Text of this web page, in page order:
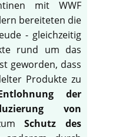
mit WWF
bereiteten die
- gleichzeitig
rund um das
geworden, dass
Produkte zu
der
von
Schutz des